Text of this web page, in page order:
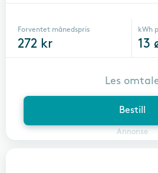
Forventet månedspris
272 kr
kWh
13
Bestill
Annonse
Les